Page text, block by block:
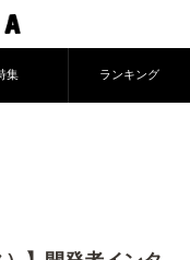
集 ランキング